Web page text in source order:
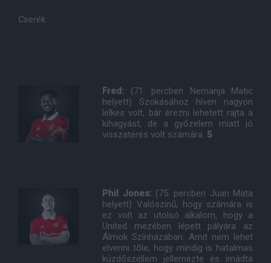
Cserék:
Fred: (71. percben Nemanja Matic
helyett) Szokásához híven nagyon
lelkes volt, bár érezni lehetett rajta a
kihagyást, de a győzelem miatt jó
visszatérés volt számára. 5
Phil Jones: (75. percben Juan Mata
helyett) Valószínű, hogy számára is
ez volt az utolsó alkalom, hogy a
United mezében lépett pályára az
Álmok Színházában. Amit nem lehet
elvenni tőle, hogy mindig is hatalmas
küzdőszellem jellemezte és imádta